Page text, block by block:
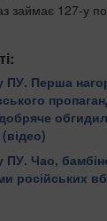
займає 127-у
ПУ. Перша
добряче
ПУ. Чао,
російських